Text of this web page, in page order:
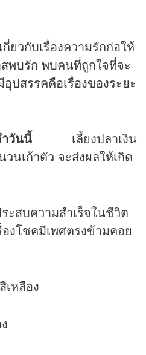
วกับเรื่องความรักก่อให้
พบรัก พบคนที่ถูกใจที่จะ
ปสรรคคือเรื่องของระยะ
วันนี้ เลี้ยงปลาเงิน
นเก้าตัว จะส่งผลให้เกิด
ะสบความสำเร็จในชีวิต
งโชคมีเพศตรงข้ามคอย
หลือง